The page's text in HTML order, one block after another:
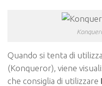
Quando si tenta di
(Konqueror), viene
che consiglia di utilizzare